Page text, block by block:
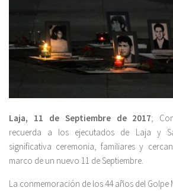
Laja, 11 de Septiembre de 2017;
recuerda a los ejecutados de Laja y
significativa ceremonia, familiares y
marco de un nuevo 11 de Septiembre.
La conmemoración de los 44 años del Golpe